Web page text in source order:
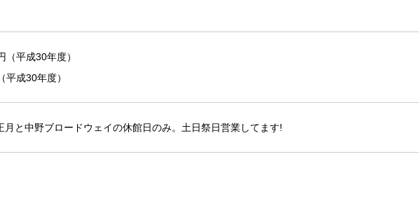
（平成30年度）
平成30年度）
と中野ブロードウェイの休館日のみ。土日祭日営業してます!